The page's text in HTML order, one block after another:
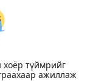
хоёр түймрийг
ажиллаж